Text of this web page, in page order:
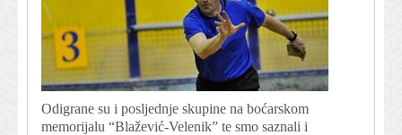
Odigrane su i posljednje skupine na boćarskom
memorijalu “Blažević-Velenik” te smo saznali i